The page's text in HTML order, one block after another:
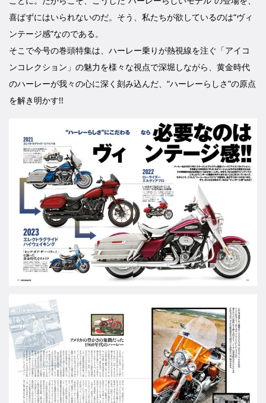
喜ばずにはいられないのだ。そう、私たちが欲しているのは“ヴィ
ンテージ感”なのである。
そこで今号の巻頭特集は、ハーレー乗りが熱視線を注ぐ「アイコ
ンコレクション」の魅力を様々な視点で深堀しながら、黄金時代
のハーレーが我々の心に深く刻み込んだ、“ハーレーらしさ”の原点
を解き明かす!!